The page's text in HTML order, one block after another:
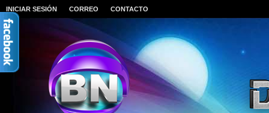
INICIAR SESIÓN CORREO CONTACTO